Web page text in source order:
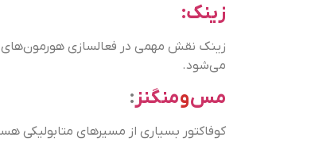
زینک:
زینک نقش مهمی در فعالسازی
می‌شود.
مسومنگنز:
کوفاکتور بسیاری از مسیرهای متابولیکی